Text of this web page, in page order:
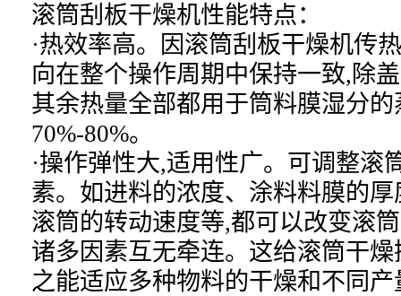
滚筒刮板干燥机性能特点：
·热效率高。因滚筒刮板干燥机传
向在整个操作周期中保持一致,除
其余热量全部都用于筒料膜湿分
70%-80%。
·操作弹性大,适用性广。可调整滚
素。如进料的浓度、涂料料膜的
滚筒的转动速度等,都可以改变滚
诸多因素互无牵连。这给滚筒干
之能适应多种物料的干燥和不同